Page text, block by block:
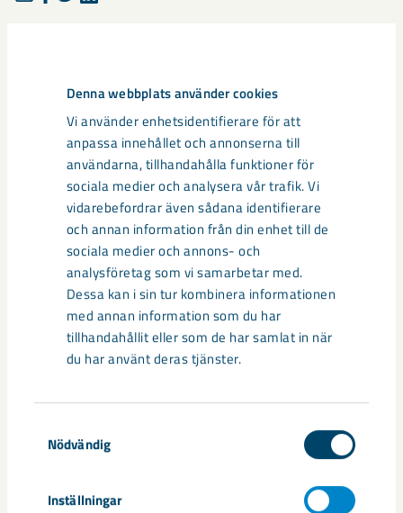
Denna webbplats använder cookies
Vi använder enhetsidentifierare för att
anpassa innehållet och annonserna till
användarna, tillhandahålla funktioner för
sociala medier och analysera vår trafik. Vi
vidarebefordrar även sådana identifierare
och annan information från din enhet till de
sociala medier och annons- och
analysföretag som vi samarbetar med.
Dessa kan i sin tur kombinera informationen
med annan information som du har
tillhandahållit eller som de har samlat in när
du har använt deras tjänster.
Nödvändig
Inställningar
Relaterat innehåll
Så kan humanoida robotar öka
säkerheten i framtidens gruva
Utvecklingen av humanoida robotar, människoliknande
robotar med armar och ben, går snabbt. I takt med att